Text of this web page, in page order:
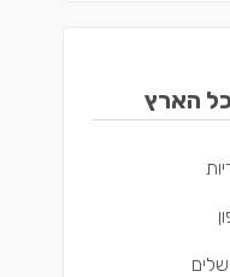
הארץ